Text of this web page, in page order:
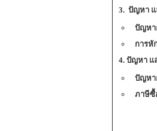
3. ปัญหา แ
ปัญหา
การหั
4. ปัญหา แ
ปัญหา
ภาษีซื้